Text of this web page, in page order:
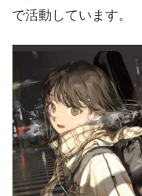
で活動しています。